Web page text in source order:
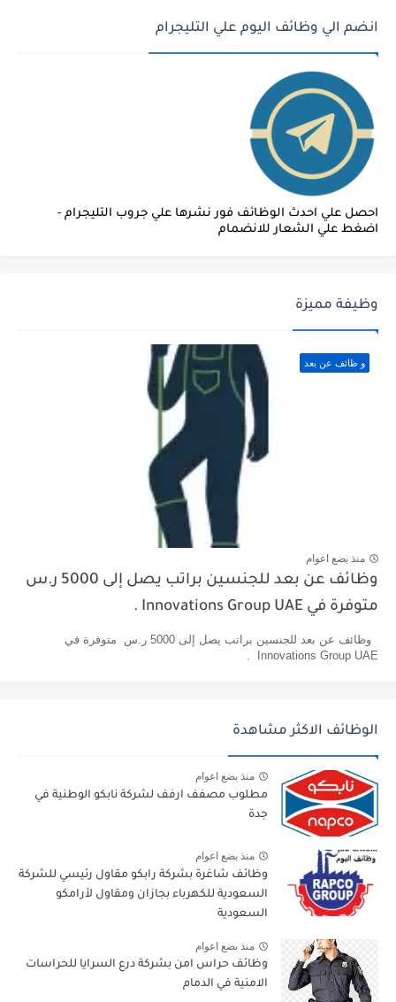
انضم الي وظائف اليوم علي التليجرام
احصل علي احدث الوظائف فور نشرها علي جروب التليجرام -
اضغط علي الشعار للانضمام
وظيفة مميزة
و ظائف عن بعد
منذ بضع اعوام
وظائف عن بعد للجنسين براتب يصل إلى 5000 ر.س
متوفرة في Innovations Group UAE .
وظائف عن بعد للجنسين براتب يصل إلى 5000 ر.س متوفرة في
Innovations Group UAE .
الوظائف الاكثر مشاهدة
منذ بضع اعوام
مطلوب مصفف ارفف لشركة نابكو الوطنية في
جدة
منذ بضع اعوام
وظائف شاغرة بشركة رابكو مقاول رئيسي للشركة
السعودية للكهرباء بجازان ومقاول لأرامكو
السعودية
منذ بضع اعوام
وظائف حراس امن بشركة درع السرايا للحراسات
الامنية في الدمام